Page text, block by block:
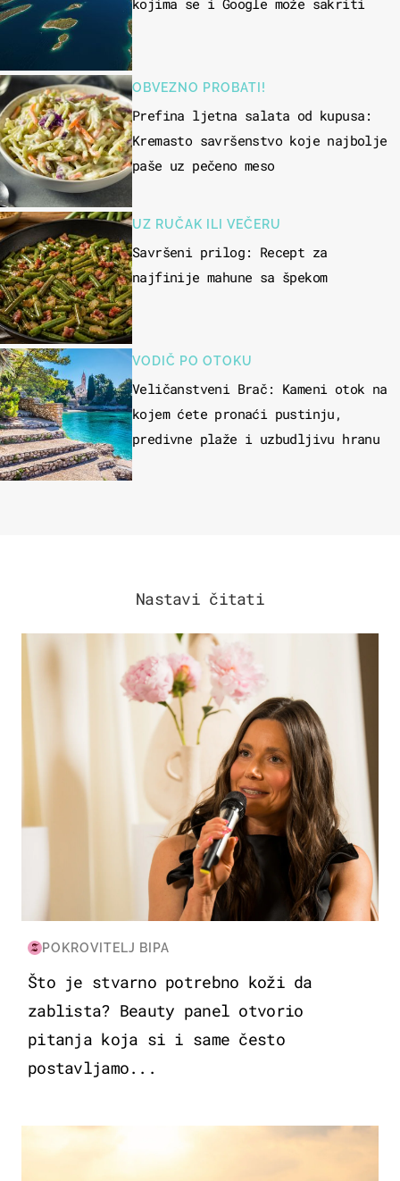
kojima se i Google može sakriti
OBVEZNO PROBATI!
Prefina ljetna salata od kupusa:
Kremasto savršenstvo koje najbolje
paše uz pečeno meso
UZ RUČAK ILI VEČERU
Savršeni prilog: Recept za
najfinije mahune sa špekom
VODIČ PO OTOKU
Veličanstveni Brač: Kameni otok na
kojem ćete pronaći pustinju,
predivne plaže i uzbudljivu hranu
Nastavi čitati
MODA & LJEPOTA
POKROVITELJ BIPA
Što je stvarno potrebno koži da
zablista? Beauty panel otvorio
pitanja koja si i same često
postavljamo...